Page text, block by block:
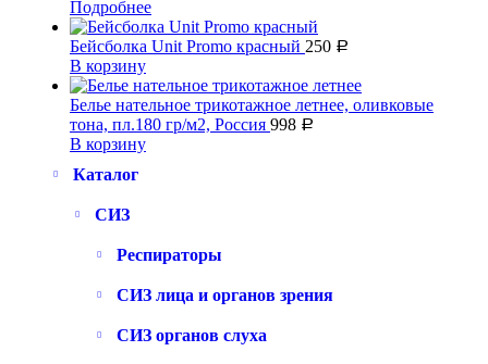
Подробнее
Бейсболка Unit Promo красный 250 Р
В корзину
Белье нательное трикотажное летнее, оливковые
тона, пл.180 гр/м2, Россия 998 Р
В корзину
Каталог
СИЗ
Респираторы
СИЗ лица и органов зрения
СИЗ органов слуха